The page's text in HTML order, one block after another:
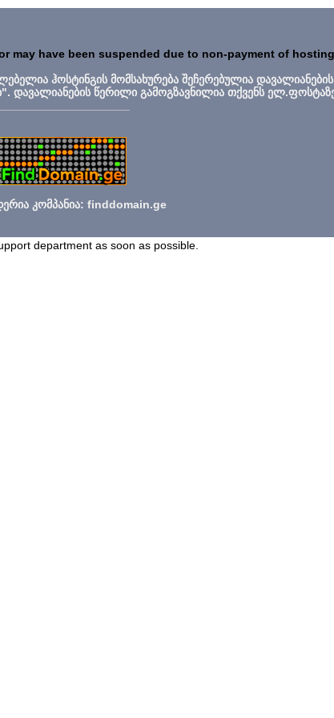
may have been suspended due to non-payment of
ჰოსტინგის მომსახურება შეჩერებულია
დავალიანების წერილი გამოგზავნილია თქვენს
კომპანია: finddomain.ge
department as soon as possible.